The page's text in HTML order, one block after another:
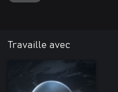
Travaille avec